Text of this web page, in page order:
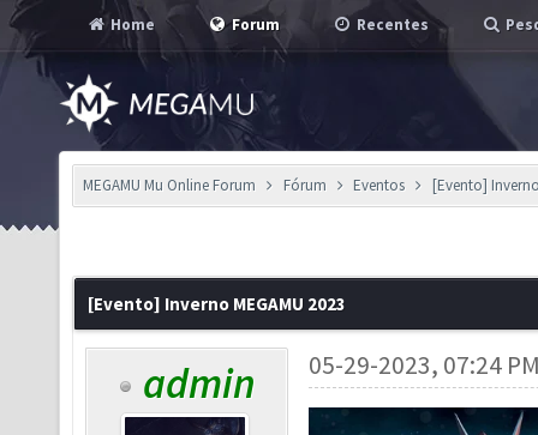
Home Forum Recentes
MEGAMU Mu Online Forum Fórum Eventos [Evento]
[Evento] Inverno MEGAMU 2023
admin 05-29-2023, 07:24